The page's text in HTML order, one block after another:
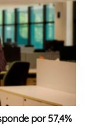
por 57,4%